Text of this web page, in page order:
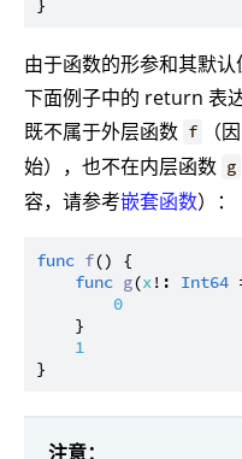
由于函数的形参和其默
下面例子中的 return 表
既不属于外层函数 f （
始），也不在内层函数 g
容，请参考嵌套函数）：
func f() {
func g(x!: Int64
0
    }
1
注意：